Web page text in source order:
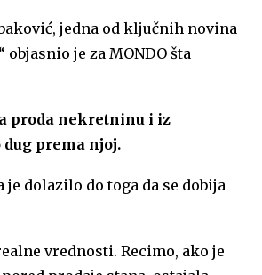
jedna od ključnih novina
je za MONDO šta
proda nekretninu i iz
prema njoj.
dolazilo do toga da se dobija
vrednosti. Recimo, ako je